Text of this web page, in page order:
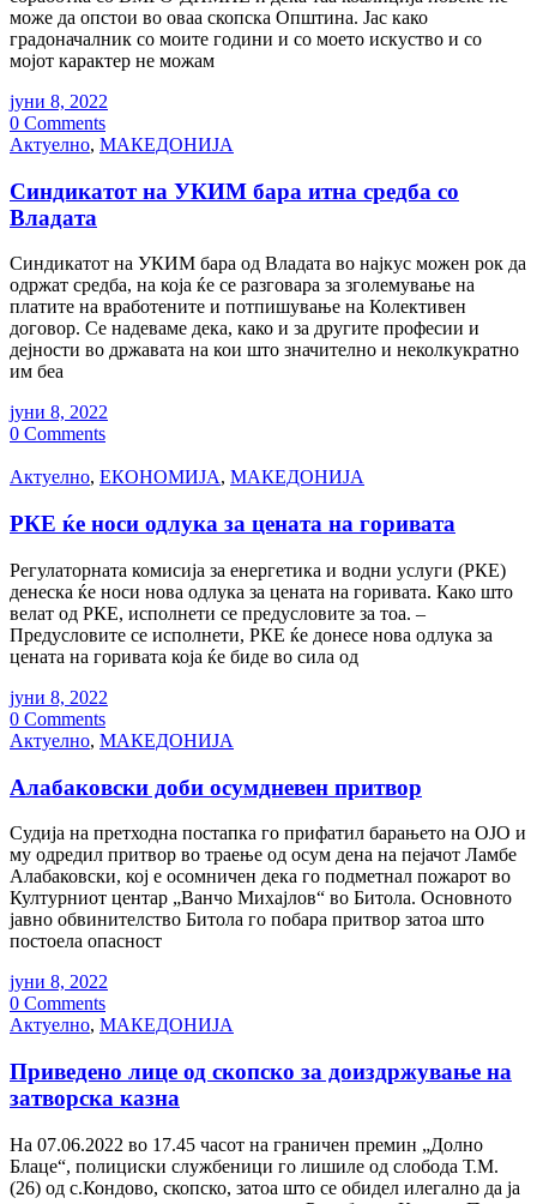
може да опстои во оваа скопска Општина. Јас како
градоначалник со моите години и со моето искуство и со
мојот карактер не можам
јуни 8, 2022
0 Comments
Актуелно, МАКЕДОНИЈА
Синдикатот на УКИМ бара итна средба со
Владата
Синдикатот на УКИМ бара од Владата во најкус можен рок да
одржат средба, на која ќе се разговара за зголемување на
платите на вработените и потпишување на Колективен
договор. Се надеваме дека, како и за другите професии и
дејности во државата на кои што значително и неколкукратно
им беа
јуни 8, 2022
0 Comments
Актуелно, ЕКОНОМИЈА, МАКЕДОНИЈА
РКЕ ќе носи одлука за цената на горивата
Регулаторната комисија за енергетика и водни услуги (РКЕ)
денеска ќе носи нова одлука за цената на горивата. Како што
велат од РКЕ, исполнети се предусловите за тоа. –
Предусловите се исполнети, РКЕ ќе донесе нова одлука за
цената на горивата која ќе биде во сила од
јуни 8, 2022
0 Comments
Актуелно, МАКЕДОНИЈА
Алабаковски доби осумдневен притвор
Судија на претходна постапка го прифатил барањето на ОЈО и
му одредил притвор во траење од осум дена на пејачот Ламбе
Алабаковски, кој е осомничен дека го подметнал пожарот во
Културниот центар „Ванчо Михајлов“ во Битола. Основното
јавно обвинителство Битола го побара притвор затоа што
постоела опасност
јуни 8, 2022
0 Comments
Актуелно, МАКЕДОНИЈА
Приведено лице од скопско за доиздржување на
затворска казна
На 07.06.2022 во 17.45 часот на граничен премин „Долно
Блаце“, полициски службеници го лишиле од слобода Т.М.
(26) од с.Кондово, скопско, затоа што се обидел илегално да ја